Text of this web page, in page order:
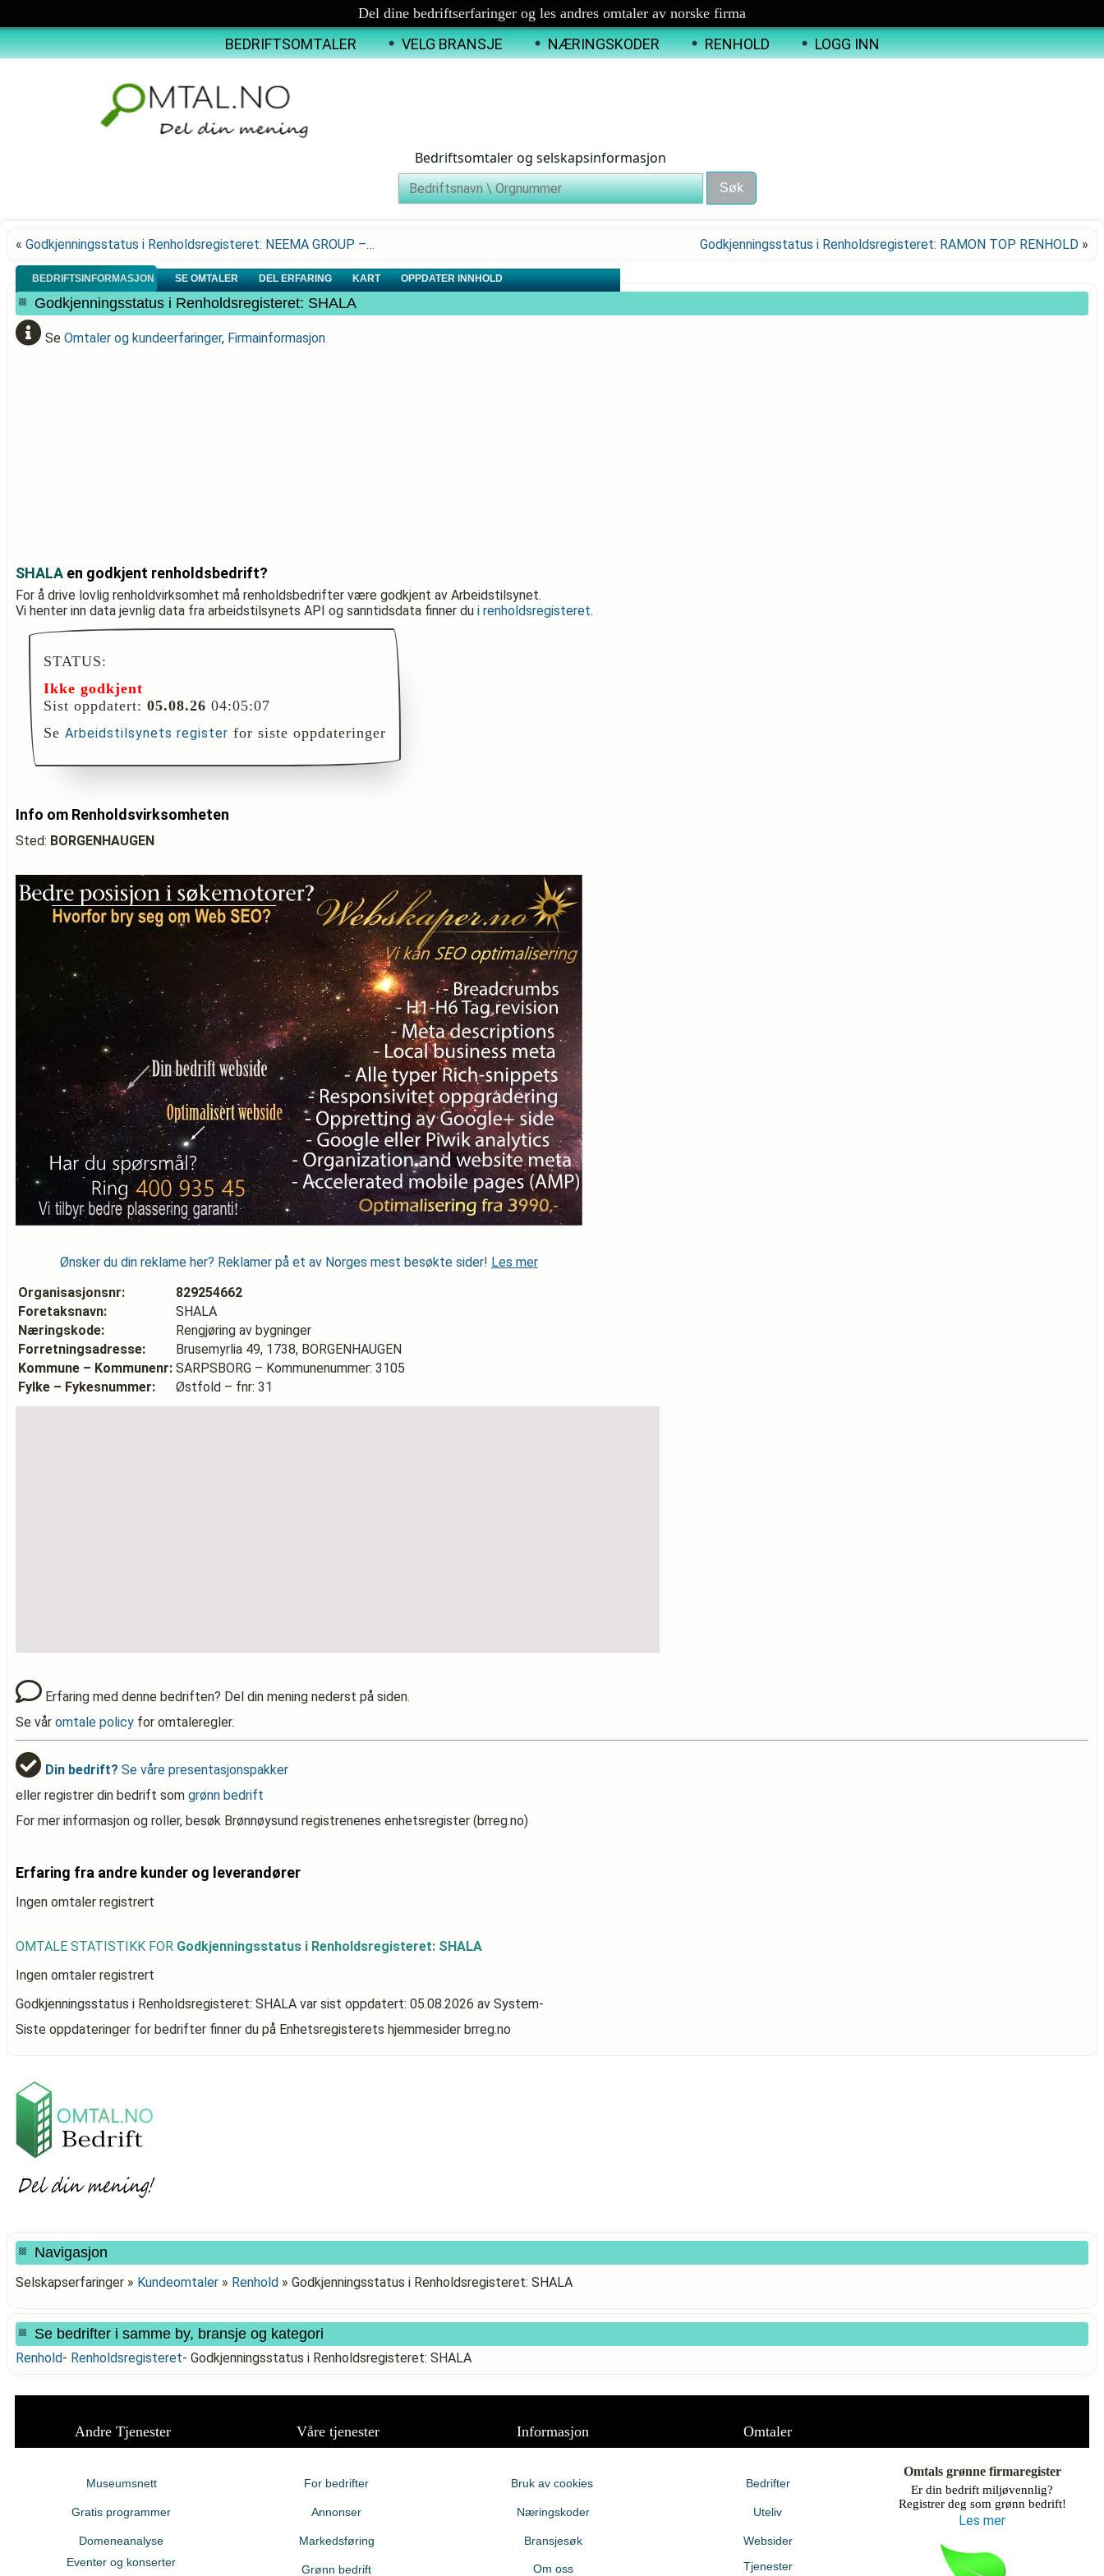
Del dine bedriftserfaringer og les andres omtaler av norske firma
BEDRIFTSOMTALER VELG BRANSJE NÆRINGSKODER RENHOLD LOGG INN
Bedriftsomtaler og selskapsinformasjon
« Godkjenningsstatus i Renholdsregisteret: NEEMA GROUP –… Godkjenningsstatus i Renholdsregisteret: RAMON TOP RENHOLD »
BEDRIFTSINFORMASJON SE OMTALER DEL ERFARING KART OPPDATER INNHOLD
Godkjenningsstatus i Renholdsregisteret: SHALA
Se Omtaler og kundeerfaringer, Firmainformasjon
SHALA en godkjent renholdsbedrift?
For å drive lovlig renholdvirksomhet må renholdsbedrifter være godkjent av Arbeidstilsynet.
Vi henter inn data jevnlig data fra arbeidstilsynets API og sanntidsdata finner du i renholdsregisteret.
STATUS:
Ikke godkjent
Sist oppdatert: 05.08.26 04:05:07
Se Arbeidstilsynets register for siste oppdateringer
Info om Renholdsvirksomheten
Sted: BORGENHAUGEN
Ønsker du din reklame her? Reklamer på et av Norges mest besøkte sider! Les mer
Organisasjonsnr:
829254662
Foretaksnavn:
SHALA
Næringskode:
Rengjøring av bygninger
Forretningsadresse:
Brusemyrlia 49, 1738, BORGENHAUGEN
Kommune – Kommunenr: SARPSBORG – Kommunenummer: 3105
Fylke – Fykesnummer:
Østfold – fnr: 31
Erfaring med denne bedriften? Del din mening nederst på siden.
Se vår omtale policy for omtaleregler.
Din bedrift? Se våre presentasjonspakker
eller registrer din bedrift som grønn bedrift
For mer informasjon og roller, besøk Brønnøysund registrenenes enhetsregister (brreg.no)
Erfaring fra andre kunder og leverandører
Ingen omtaler registrert
OMTALE STATISTIKK FOR Godkjenningsstatus i Renholdsregisteret: SHALA
Ingen omtaler registrert
Godkjenningsstatus i Renholdsregisteret: SHALA var sist oppdatert: 05.08.2026 av System-
Siste oppdateringer for bedrifter finner du på Enhetsregisterets hjemmesider brreg.no
Navigasjon
Selskapserfaringer » Kundeomtaler » Renhold » Godkjenningsstatus i Renholdsregisteret: SHALA
Se bedrifter i samme by, bransje og kategori
Renhold- Renholdsregisteret- Godkjenningsstatus i Renholdsregisteret: SHALA
Andre Tjenester Våre tjenester Informasjon Omtaler
Museumsnett
Gratis programmer
Domeneanalyse
Eventer og konserter
For bedrifter
Annonser
Markedsføring
Grønn bedrift
Bruk av cookies
Næringskoder
Bransjesøk
Om oss
Bedrifter
Uteliv
Websider
Tjenester
Omtals grønne firmaregister
Er din bedrift miljøvennlig?
Registrer deg som grønn bedrift!
Les mer